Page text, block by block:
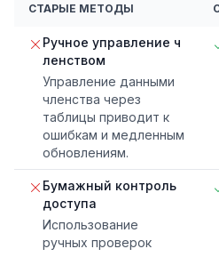
СТАРЫЕ МЕТОДЫ
Ручное управление ч
ленством
Управление данными
членства через
таблицы приводит к
ошибкам и медленным
обновлениям.
Бумажный контроль
доступа
Использование
ручных проверок